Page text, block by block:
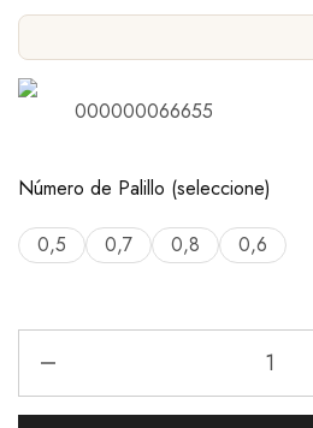
000000066655
Número de Palillo (seleccione)
0,5 0,7 0,8 0,6